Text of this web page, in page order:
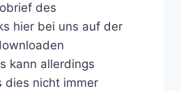
des
hier bei uns auf der
kann allerdings
dies nicht immer